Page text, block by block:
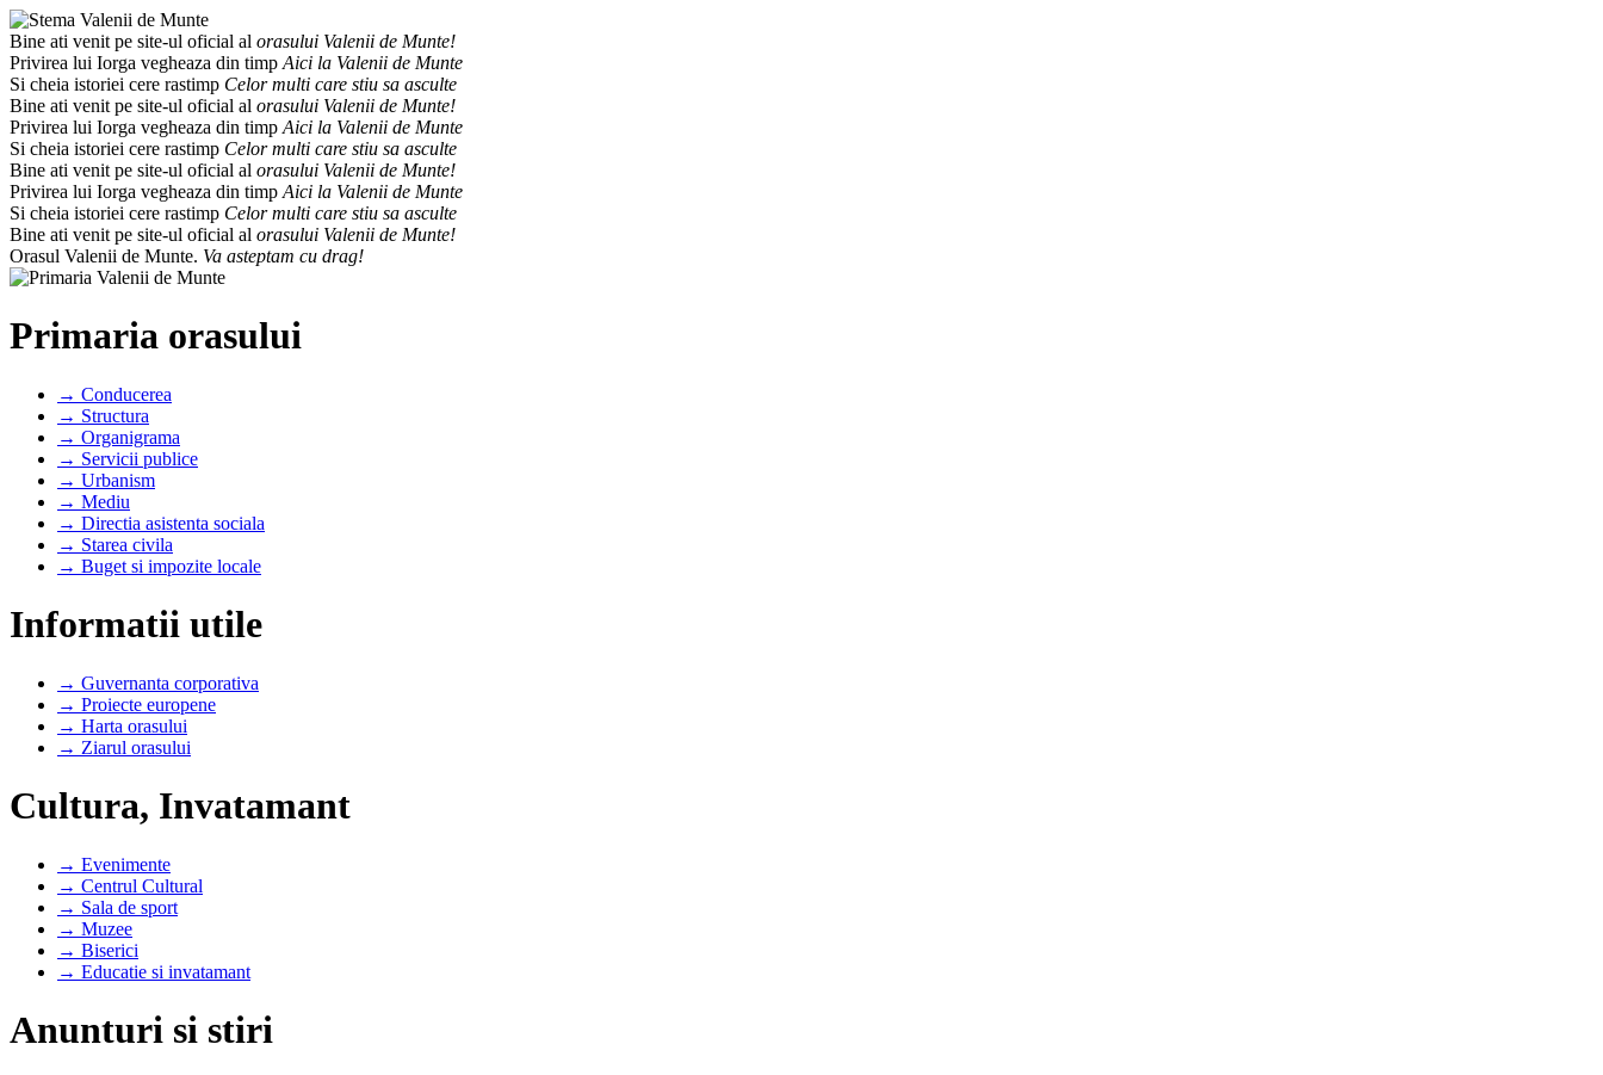
Bine ati venit pe site-ul oficial al orasului Valenii de Munte!
Privirea lui Iorga vegheaza din timp Aici la Valenii de Munte
Si cheia istoriei cere rastimp Celor multi care stiu sa asculte
Bine ati venit pe site-ul oficial al orasului Valenii de Munte!
Privirea lui Iorga vegheaza din timp Aici la Valenii de Munte
Si cheia istoriei cere rastimp Celor multi care stiu sa asculte
Bine ati venit pe site-ul oficial al orasului Valenii de Munte!
Privirea lui Iorga vegheaza din timp Aici la Valenii de Munte
Si cheia istoriei cere rastimp Celor multi care stiu sa asculte
Bine ati venit pe site-ul oficial al orasului Valenii de Munte!
Orasul Valenii de Munte. Va asteptam cu drag!
Primaria orasului
→ Conducerea
→ Structura
→ Organigrama
→ Servicii publice
→ Urbanism
→ Mediu
→ Directia asistenta sociala
→ Starea civila
→ Buget si impozite locale
Informatii utile
→ Guvernanta corporativa
→ Proiecte europene
→ Harta orasului
→ Ziarul orasului
Cultura, Invatamant
→ Evenimente
→ Centrul Cultural
→ Sala de sport
→ Muzee
→ Biserici
→ Educatie si invatamant
Anunturi si stiri